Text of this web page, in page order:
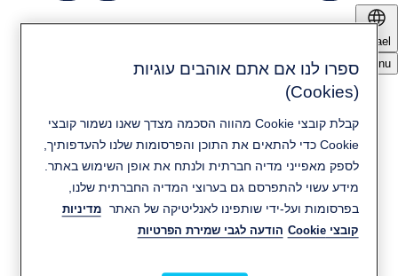
Israel
Menu
מוצרים ופתרונות
חדשות ומדיה
קיימות
יצירת קשר
אודות ASSA ABLOY
קריירה באסא אבלוי
ספרו לנו אם אתם אוהבים עוגיות
(Cookies)
קבלת קובצי Cookie מהווה הסכמה מצדך שאנו נשמור קובצי
Cookie כדי להתאים את התוכן והפרסומות שלנו להעדפותיך,
לספק מאפייני מדיה חברתית ולנתח את אופן השימוש באתר.
מידע עשוי להתפרסם גם בערוצי המדיה החברתית שלנו,
בפרסומות ועל-ידי שותפינו לאנליטיקה של האתר
מדיניות
קובצי Cookie
הודעה לגבי שמירת הפרטיות